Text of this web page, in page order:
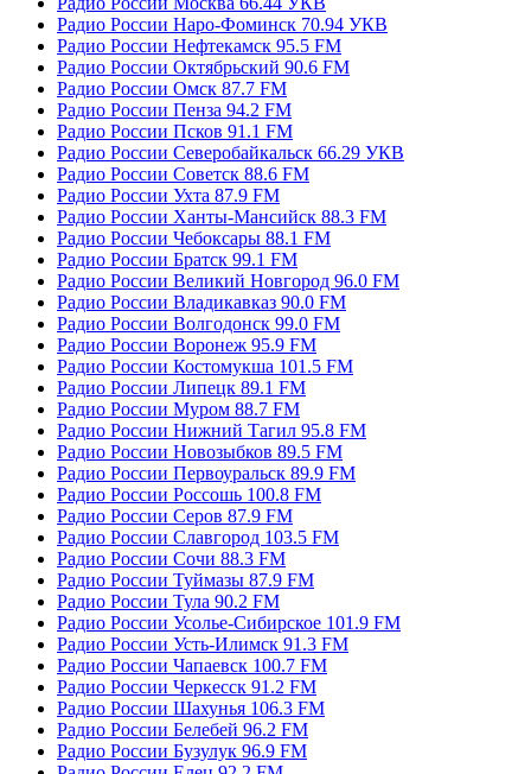
Радио России Наро-Фоминск 70.94 УКВ
Радио России Нефтекамск 95.5 FM
Радио России Октябрьский 90.6 FM
Радио России Омск 87.7 FM
Радио России Пенза 94.2 FM
Радио России Псков 91.1 FM
Радио России Северобайкальск 66.29 УКВ
Радио России Советск 88.6 FM
Радио России Ухта 87.9 FM
Радио России Ханты-Мансийск 88.3 FM
Радио России Чебоксары 88.1 FM
Радио России Братск 99.1 FM
Радио России Великий Новгород 96.0 FM
Радио России Владикавказ 90.0 FM
Радио России Волгодонск 99.0 FM
Радио России Воронеж 95.9 FM
Радио России Костомукша 101.5 FM
Радио России Липецк 89.1 FM
Радио России Муром 88.7 FM
Радио России Нижний Тагил 95.8 FM
Радио России Новозыбков 89.5 FM
Радио России Первоуральск 89.9 FM
Радио России Россошь 100.8 FM
Радио России Серов 87.9 FM
Радио России Славгород 103.5 FM
Радио России Сочи 88.3 FM
Радио России Туймазы 87.9 FM
Радио России Тула 90.2 FM
Радио России Усолье-Сибирское 101.9 FM
Радио России Усть-Илимск 91.3 FM
Радио России Чапаевск 100.7 FM
Радио России Черкесск 91.2 FM
Радио России Шахунья 106.3 FM
Радио России Белебей 96.2 FM
Радио России Бузулук 96.9 FM